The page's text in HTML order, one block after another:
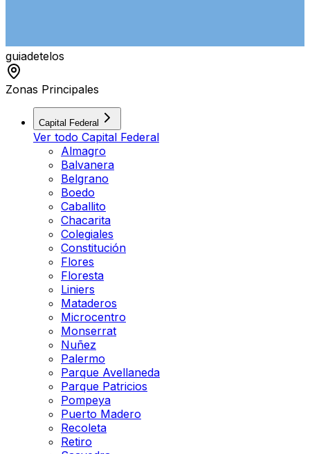
guiadetelos
Zonas Principales
Capital Federal
Ver todo Capital Federal
Almagro
Balvanera
Belgrano
Boedo
Caballito
Chacarita
Colegiales
Constitución
Flores
Floresta
Liniers
Mataderos
Microcentro
Monserrat
Nuñez
Palermo
Parque Avellaneda
Parque Patricios
Pompeya
Puerto Madero
Recoleta
Retiro